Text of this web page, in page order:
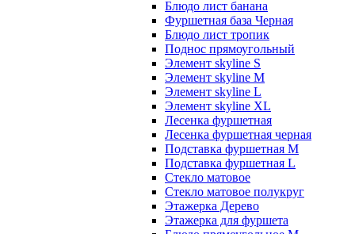
Блюдо лист банана
Фуршетная база Черная
Блюдо лист тропик
Поднос прямоугольный
Элемент skyline S
Элемент skyline M
Элемент skyline L
Элемент skyline XL
Лесенка фуршетная
Лесенка фуршетная черная
Подставка фуршетная M
Подставка фуршетная L
Стекло матовое
Стекло матовое полукруг
Этажерка Дерево
Этажерка для фуршета